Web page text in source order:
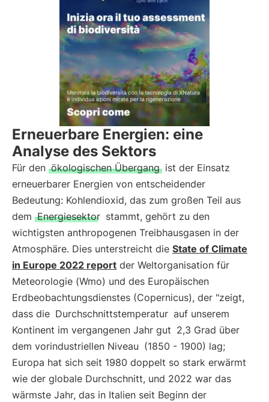
Erneuerbare Energien: eine
Analyse des Sektors
Für den ökologischen Übergang ist der Einsatz
erneuerbarer Energien von entscheidender
Bedeutung: Kohlendioxid, das zum großen Teil aus
dem Energiesektor stammt, gehört zu den
wichtigsten anthropogenen Treibhausgasen in der
Atmosphäre. Dies unterstreicht die State of Climate
in Europe 2022 report der Weltorganisation für
Meteorologie (Wmo) und des Europäischen
Erdbeobachtungsdienstes (Copernicus), der "zeigt,
dass die Durchschnittstemperatur auf unserem
Kontinent im vergangenen Jahr gut 2,3 Grad über
dem vorindustriellen Niveau (1850 - 1900) lag;
Europa hat sich seit 1980 doppelt so stark erwärmt
wie der globale Durchschnitt, und 2022 war das
wärmste Jahr, das in Italien seit Beginn der